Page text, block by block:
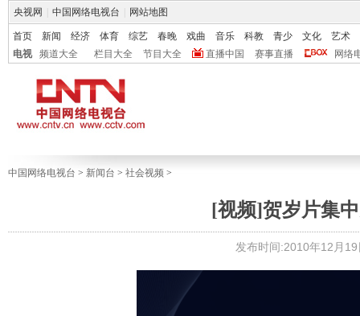
央视网 中国网络电视台 网站地图
首页 新闻 经济 体育 综艺 春晚 戏曲 音乐 科教 青少 文化
艺术
电视
频道大全 栏目大全 节目大全 直播中国 赛事直播 网络
中国网络电视台 > 新闻台 > 社会视频 >
[视频]贺岁片集
发布时间:2010年12月